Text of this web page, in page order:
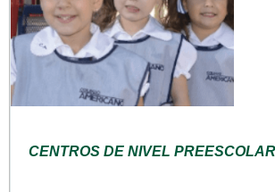
CENTROS DE NIVEL PREESCOLAR